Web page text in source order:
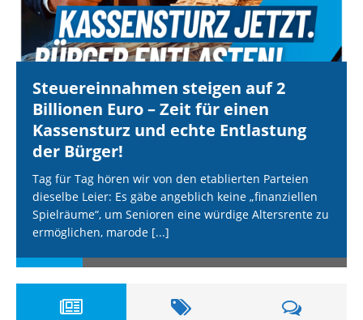
Steuereinnahmen steigen auf 2
Billionen Euro – Zeit für einen
Kassensturz und echte Entlastung
der Bürger!
Tag für Tag hören wir von den etablierten Parteien
dieselbe Leier: Es gäbe angeblich keine „finanziellen
Spielräume“, um Senioren eine würdige Altersrente zu
ermöglichen, marode [...]